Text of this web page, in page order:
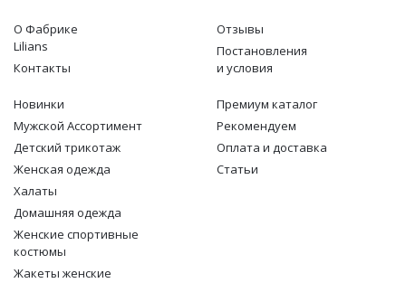
О Фабрике
Lilians
Контакты
Отзывы
Постановления
и условия
Новинки
Мужской Ассортимент
Детcкий трикотаж
Женская одежда
Халаты
Домашняя одежда
Женские спортивные
костюмы
Жакеты женские
Премиум каталог
Рекомендуем
Оплата и доставка
Статьи